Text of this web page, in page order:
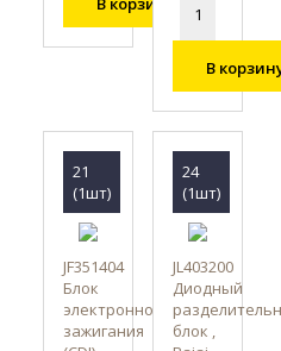
В
21
(1шт)
JF351404
Блок
электронного
зажигания
24
(1шт)
JL403200
Диодный
блок ,